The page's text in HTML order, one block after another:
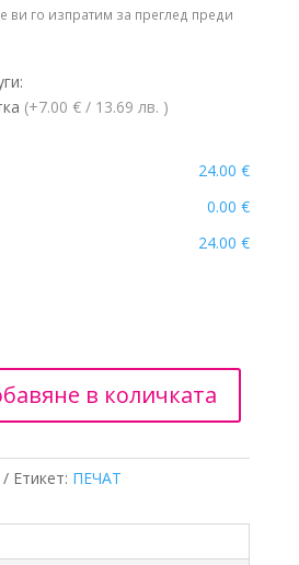
ви го изпратим за преглед преди
(+7.00 €/ 13.69 лв. )
24.00 €
0.00 €
24.00 €
в количката
Етикет: ПЕЧАТ